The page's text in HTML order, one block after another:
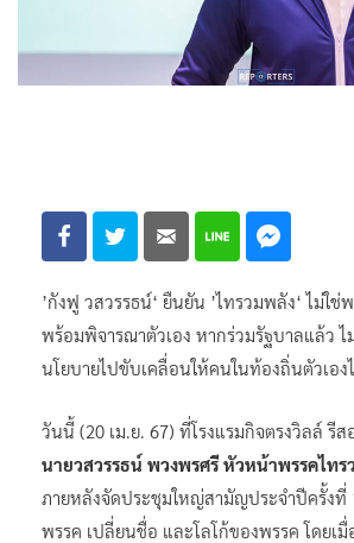
’กังฟู วสวรรธน์‘ ยืนยัน ’ไทรวมพลัง‘ ไม่ใช่
พร้อมพิจารณาตัวเอง หากร่วมรัฐบาลแล้ว ไ
นโยบายไปขับเคลื่อนให้คนในท้องถิ่นตัวเอง
วันนี้ (20 เม.ย. 67) ที่โรงแรมกิจตรงวิลล์ รี
นายวสวรรธน์ พวงพรศรี หัวหน้าพรรคไทร
ภายหลังจัดประชุมใหญ่สามัญประจำปีครั้งที่
พรรค เปลี่ยนชื่อ และโลโก้ของพรรค โดยเ